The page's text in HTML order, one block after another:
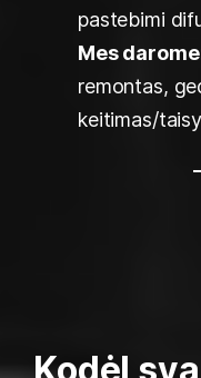
pastebimi
Mes
remontas,
keitimas/